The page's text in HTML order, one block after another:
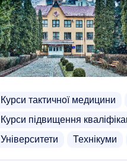
Курси тактичної медицини
Курси підвищення
Університети
Технікуми